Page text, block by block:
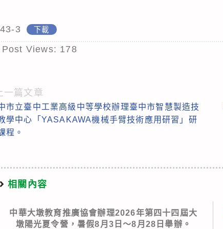
3 下載
Post Views: 178
一篇文章
市立臺中工業高級中等學校辦理臺中市智慧製造技
學中心「YASAKAWA機械手臂技術應用研習」研
程。
相關內容
中華大墩教育推廣協會辦理2026年第四十四屆大
墩陽光夏令營，暑假8月3日～8月28日舉辦。